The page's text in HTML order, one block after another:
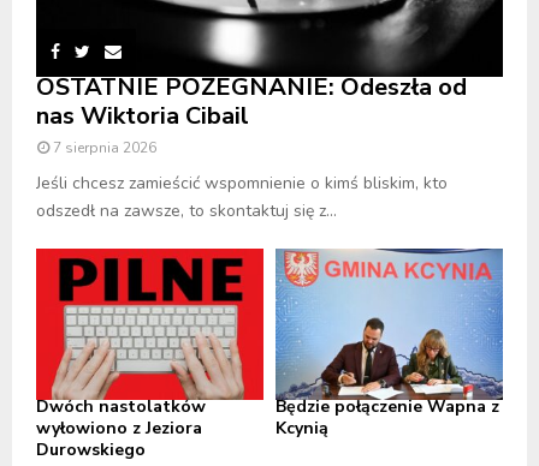
OSTATNIE POŻEGNANIE: Odeszła od
nas Wiktoria Cibail
7 sierpnia 2026
Jeśli chcesz zamieścić wspomnienie o kimś bliskim, kto
odszedł na zawsze, to skontaktuj się z...
Dwóch nastolatków
wyłowiono z Jeziora
Durowskiego
Będzie połączenie Wapna z
Kcynią